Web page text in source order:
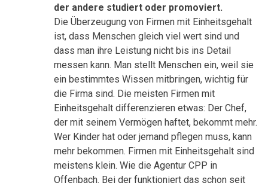
der andere studiert oder promoviert.
Die Überzeugung von Firmen mit Einheitsgehalt
ist, dass Menschen gleich viel wert sind und
dass man ihre Leistung nicht bis ins Detail
messen kann. Man stellt Menschen ein, weil sie
ein bestimmtes Wissen mitbringen, wichtig für
die Firma sind. Die meisten Firmen mit
Einheitsgehalt differenzieren etwas: Der Chef,
der mit seinem Vermögen haftet, bekommt mehr.
Wer Kinder hat oder jemand pflegen muss, kann
mehr bekommen. Firmen mit Einheitsgehalt sind
meistens klein. Wie die Agentur CPP in
Offenbach. Bei der funktioniert das schon seit